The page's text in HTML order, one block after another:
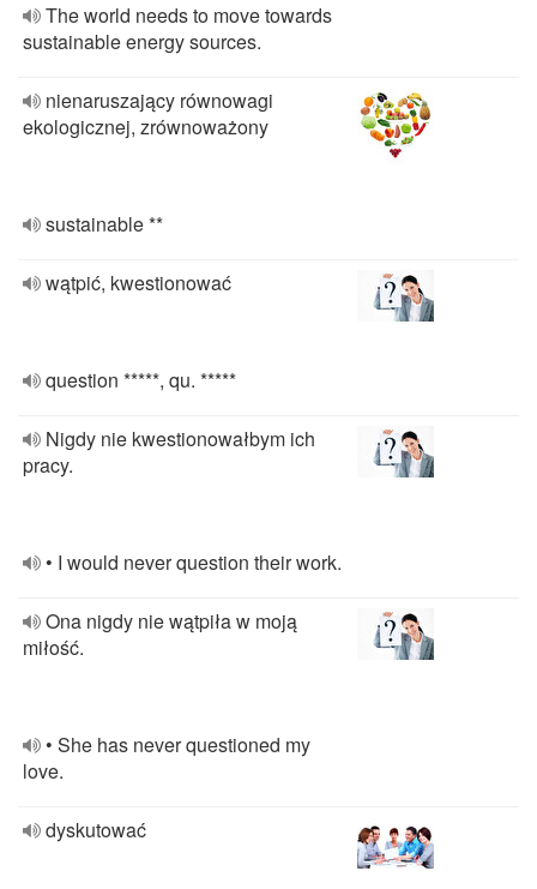
The world needs to move towards
sustainable energy sources.
nienaruszający równowagi
ekologicznej, zrównoważony
sustainable **
wątpić, kwestionować
question *****, qu. *****
Nigdy nie kwestionowałbym ich
pracy.
• I would never question their work.
Ona nigdy nie wątpiła w moją
miłość.
• She has never questioned my
love.
dyskutować